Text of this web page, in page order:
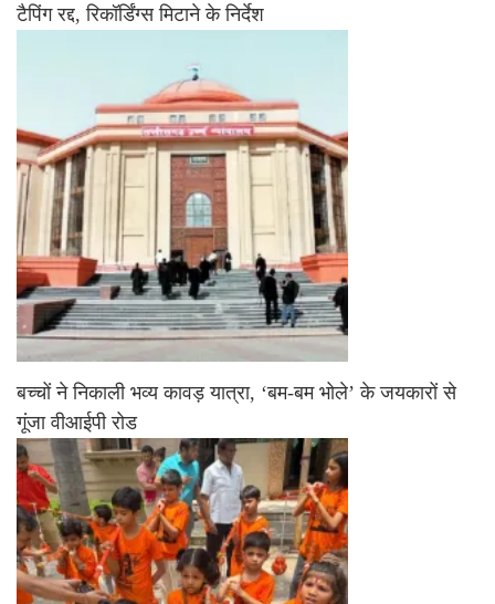
टैपिंग रद्द, रिकॉर्डिंग्स मिटाने के निर्देश
बच्चों ने निकाली भव्य कावड़ यात्रा, ‘बम-बम भोले’ के जयकारों से
गूंजा वीआईपी रोड